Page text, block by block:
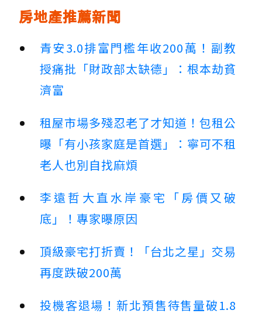
房地產推薦新聞
青安3.0排富門檻年收200萬！副教
授痛批「財政部太缺德」：根本劫貧
濟富
租屋市場多殘忍老了才知道！包租公
曝「有小孩家庭是首選」：寧可不租
老人也別自找麻煩
李遠哲大直水岸豪宅「房價又破
底」！專家曝原因
頂級豪宅打折賣！「台北之星」交易
再度跌破200萬
投機客退場！新北預售待售量破1.8